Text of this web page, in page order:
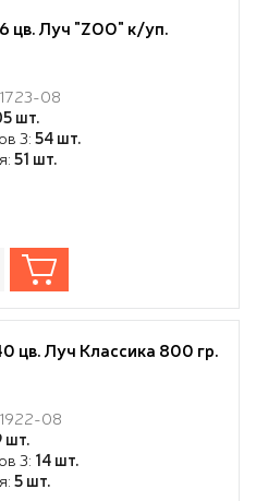
цв. Луч "ZOO" к/уп.
08
шт.
3:54 шт.
51 шт.
цв. Луч Классика 800 гр.
08
шт.
3: 14 шт.
5 шт.